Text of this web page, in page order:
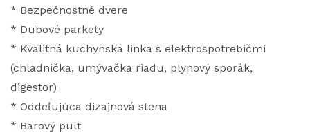
* Bezpečnostné dvere
* Dubové parkety
* Kvalitná kuchynská linka s elektrospotrebičmi
(chladnička, umývačka riadu, plynový sporák,
digestor)
* Oddeľujúca dizajnová stena
* Barový pult